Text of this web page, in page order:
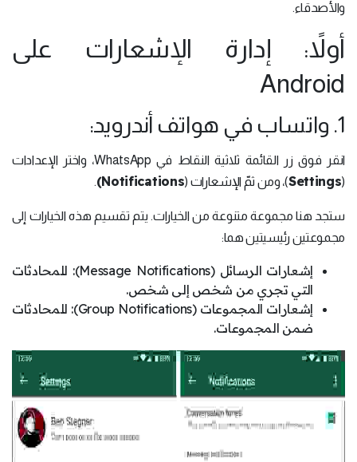
والأصدقاء.
أولاً: إدارة الإشعارات على
Android
1. واتساب في هواتف أندرويد:
انقر فوق زر القائمة ثلاثية النقاط في WhatsApp، واختر الإعدادات
(
Settings)، ومن ثمّ الإشعارات (Notifications)
.
ستجد هنا مجموعة متنوعة من الخيارات. يتم تقسيم هذه الخيارات إلى
مجموعتين رئيسيتين هما:
إشعارات الرسائل (Message Notifications): للمحادثات
التي تجري من شخص إلى شخص.
إشعارات المجموعات (Group Notifications): للمحادثات
ضمن المجموعات.